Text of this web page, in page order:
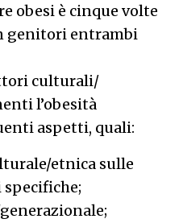
obesi è cinque volte
genitori entrambi
culturali/
l’obesità
aspetti, quali:
etnica sulle